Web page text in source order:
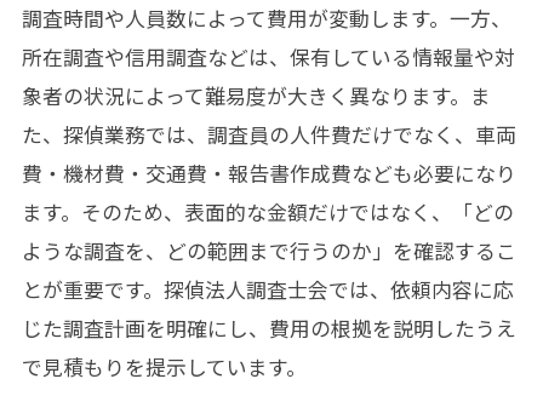
調査時間や人員数によって費用が変動します。一方、
所在調査や信用調査などは、保有している情報量や対
象者の状況によって難易度が大きく異なります。ま
た、探偵業務では、調査員の人件費だけでなく、車両
費・機材費・交通費・報告書作成費なども必要になり
ます。そのため、表面的な金額だけではなく、「どの
ような調査を、どの範囲まで行うのか」を確認するこ
とが重要です。探偵法人調査士会では、依頼内容に応
じた調査計画を明確にし、費用の根拠を説明したうえ
で見積もりを提示しています。